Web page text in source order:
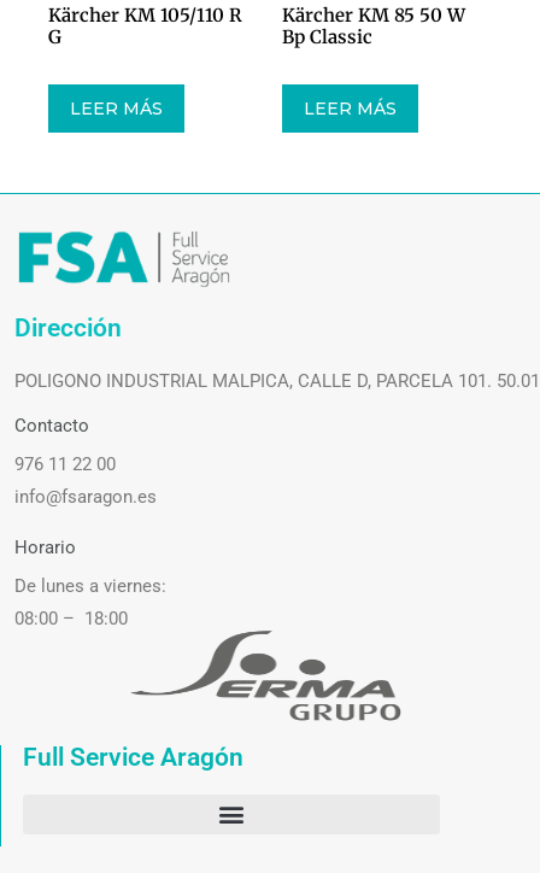
Kärcher KM 105/110 R
G
LEER MÁS
Kärcher KM 85 50 W
Bp Classic
LEER MÁS
Dirección
POLIGONO INDUSTRIAL MALPICA, CALLE D, PARCELA 101.
Contacto
976 11 22 00
info@fsaragon.es
Horario
De lunes a viernes:
08:00 – 18:00
Full Service Aragón